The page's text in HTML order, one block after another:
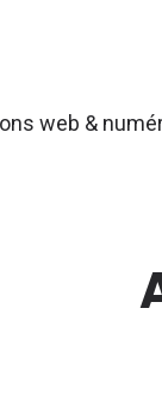
web &